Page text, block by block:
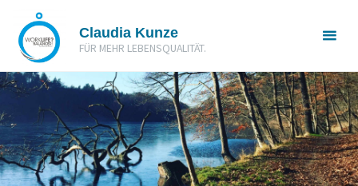
Inhalt
springen
Claudia Kunze
FÜR MEHR LEBENSQUALITÄT.